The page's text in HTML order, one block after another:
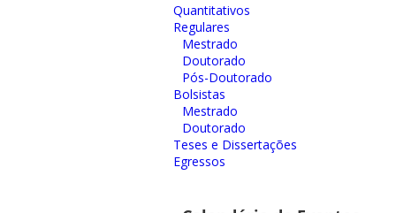
Quantitativos
Regulares
Mestrado
Doutorado
Pós-Doutorado
Bolsistas
Mestrado
Doutorado
Teses e Dissertações
Egressos